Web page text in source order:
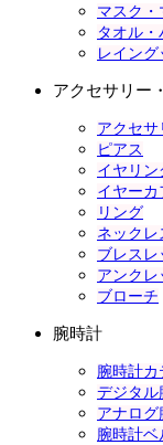
マスク・
タオル・
レイング
アクセサリー
アクセサ
ピアス
イヤリン
イヤーカ
リング
ネックレ
ブレスレ
アンクレ
ブローチ
腕時計
腕時計カ
デジタル
アナログ
腕時計ベ